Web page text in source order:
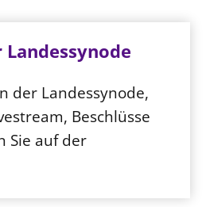
der Landessynode,
Beschlüsse
Sie auf der